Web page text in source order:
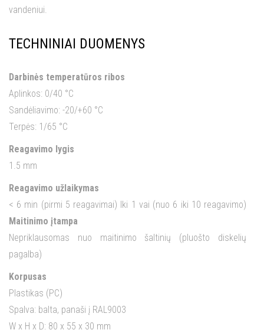
vandeniui.
TECHNINIAI DUOMENYS
Darbinės temperatūros ribos
Aplinkos: 0/40 °C
Sandėliavimo: -20/+60 °C
Terpės: 1/65 °C
Reagavimo lygis
1.5 mm
Reagavimo užlaikymas
< 6 min (pirmi 5 reagavimai) Iki 1 vai (nuo 6 iki 10 reagavimo)
Maitinimo įtampa
Nepriklausomas nuo maitinimo šaltinių (pluošto diskelių
pagalba)
Korpusas
Plastikas (PC)
Spalva: balta, panaši į RAL9003
W x H x D: 80 x 55 x 30 mm